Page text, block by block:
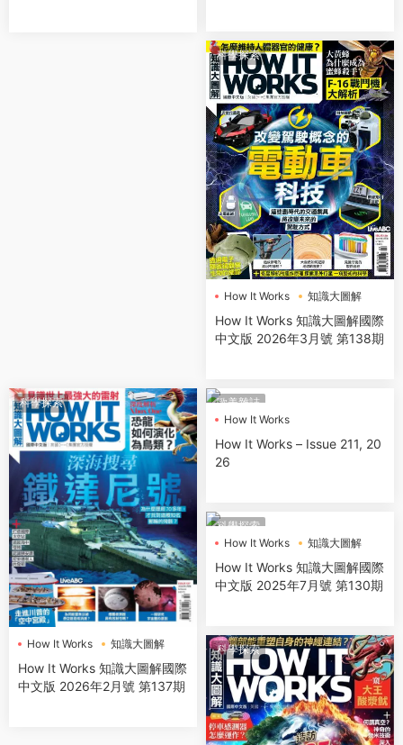
科學探索
How It Works 知識大圖解
How It Works 知識大圖解國際
中文版 2026年3月號 第138期
科學探索
How It Works 知識大圖解
How It Works 知識大圖解國際
中文版 2026年2月號 第137期
歐美雜誌
How It Works
How It Works – Issue 211, 20
26
科學探索
How It Works
知識大圖解
How It Works 知識大圖解國際
中文版 2025年7月號 第130期
科學探索